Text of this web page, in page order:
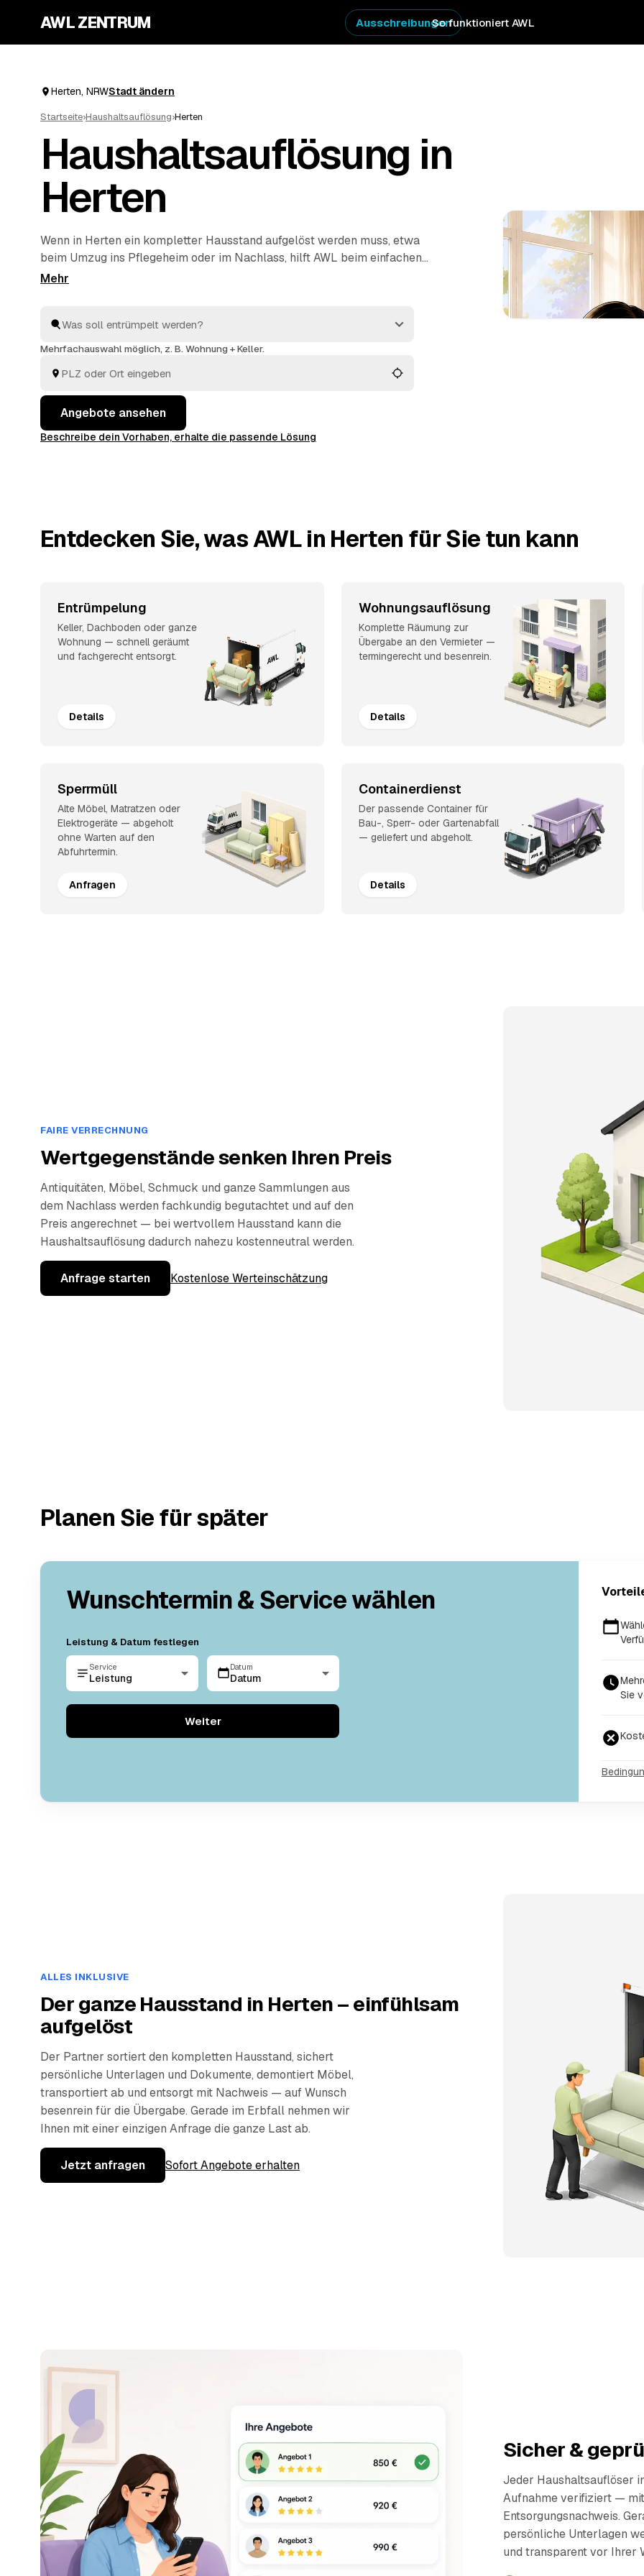
AWL ZENTRUM So funktioniert AWL
Ausschreibungen
Herten, NRWStadt ändern
Startseite›Haushaltsauflösung›Herten
Haushaltsauflösung in
Herten
Wenn in Herten ein kompletter Hausstand aufgelöst werden muss, etwa
beim Umzug ins Pflegeheim oder im Nachlass, hilft AWL beim einfachen
Start. Sie geben Ihre Anfrage kostenlos auf, geprüfte Anbieter aus dem
arbeiten zügig und einfühlsam, von der ersten Schublade bis zur
besenreinen Übergabe. Sie müssen nur die Angebote vergleichen und
Mehrfachauswahl möglich, z. B. Wohnung + Keller.
Angebote ansehen
Beschreibe dein Vorhaben, erhalte die passende Lösung
Entdecken Sie, was AWL in Herten für Sie tun kann
Entrümpelung
Keller, Dachboden oder ganze
Wohnung — schnell geräumt
und fachgerecht entsorgt.
Details
Wohnungsauflösung
Komplette Räumung zur
Übergabe an den Vermieter —
termingerecht und besenrein.
Details
Sperrmüll
Alte Möbel, Matratzen oder
Elektrogeräte — abgeholt
ohne Warten auf den
Abfuhrtermin.
Anfragen
Containerdienst
Der passende Container für
Bau-, Sperr- oder Gartenabfall
— geliefert und abgeholt.
Details
FAIRE VERRECHNUNG
Wertgegenstände senken Ihren Preis
Antiquitäten, Möbel, Schmuck und ganze Sammlungen aus
dem Nachlass werden fachkundig begutachtet und auf den
Preis angerechnet — bei wertvollem Hausstand kann die
Haushaltsauflösung dadurch nahezu kostenneutral werden.
Anfrage starten Kostenlose Werteinschätzung
Planen Sie für später
Wunschtermin & Service wählen
Leistung & Datum festlegen
Service
Leistung
Datum
Datum
Weiter
Sie
ALLES INKLUSIVE
Der ganze Hausstand in Herten – einfühlsam
aufgelöst
Der Partner sortiert den kompletten Hausstand, sichert
persönliche Unterlagen und Dokumente, demontiert Möbel,
transportiert ab und entsorgt mit Nachweis — auf Wunsch
besenrein für die Übergabe. Gerade im Erbfall nehmen wir
Ihnen mit einer einzigen Anfrage die ganze Last ab.
Jetzt anfragen Sofort Angebote erhalten
Sicher &
Jeder Haushaltsauflöser
Aufnahme verifiziert —
Entsorgungsnachweis.
persönliche Unterlagen
und transparent vor Ihrer